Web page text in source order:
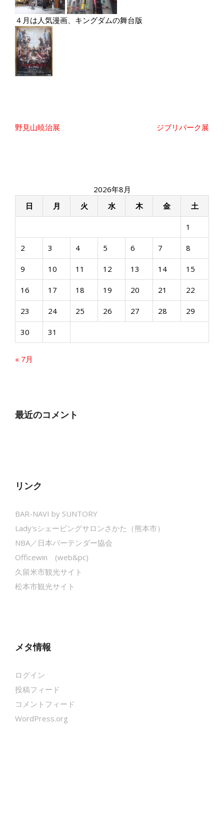
４月は人気漫画、キングダムの舞台版
投
シ
ン
野見山暁治展 ジブリパーク展
2026年8月
日
月 火 水 木 金 土
1
2 3 4 5 6 7 8
9 10 11 12 13 14 15
16 17 18 19 20 21 22
23 24 25 26 27 28 29
30 31
« 7月
最近のコメント
リンク
BAR-NAVI by SUNTORY
Lady'sシェービングサロンさかた（熊本市）
NBA／日本バーテンダー協会
Officewin (web&pc)
久留米市観光サイト
松本市観光サイト
メタ情報
ログイン
投稿フィード
コメントフィード
WordPress.org